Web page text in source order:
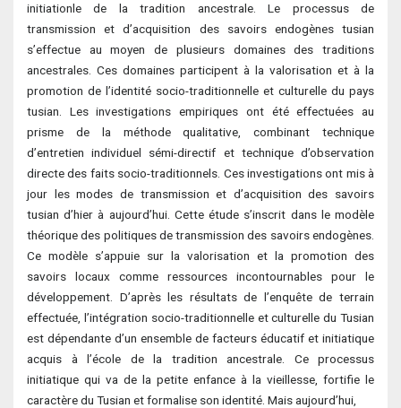
initiationle de la tradition ancestrale. Le processus de
transmission et d’acquisition des savoirs endogènes tusian
s’effectue au moyen de plusieurs domaines des traditions
ancestrales. Ces domaines participent à la valorisation et à la
promotion de l’identité socio-traditionnelle et culturelle du pays
tusian. Les investigations empiriques ont été effectuées au
prisme de la méthode qualitative, combinant technique
d’entretien individuel sémi-directif et technique d’observation
directe des faits socio-traditionnels. Ces investigations ont mis à
jour les modes de transmission et d’acquisition des savoirs
tusian d’hier à aujourd’hui. Cette étude s’inscrit dans le modèle
théorique des politiques de transmission des savoirs endogènes.
Ce modèle s’appuie sur la valorisation et la promotion des
savoirs locaux comme ressources incontournables pour le
développement. D’après les résultats de l’enquête de terrain
effectuée, l’intégration socio-traditionnelle et culturelle du Tusian
est dépendante d’un ensemble de facteurs éducatif et initiatique
acquis à l’école de la tradition ancestrale. Ce processus
initiatique qui va de la petite enfance à la vieillesse, fortifie le
caractère du Tusian et formalise son identité. Mais aujourd’hui,